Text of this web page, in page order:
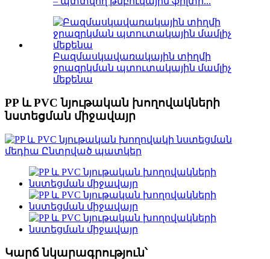
Բազմասկավառակային տիղմի
ջրազրկման պտուտակային մամլիչ
մեքենա
PP և PVC նյութական խողովակների
նստեցման միջավայր
Կարճ նկարագրություն՝